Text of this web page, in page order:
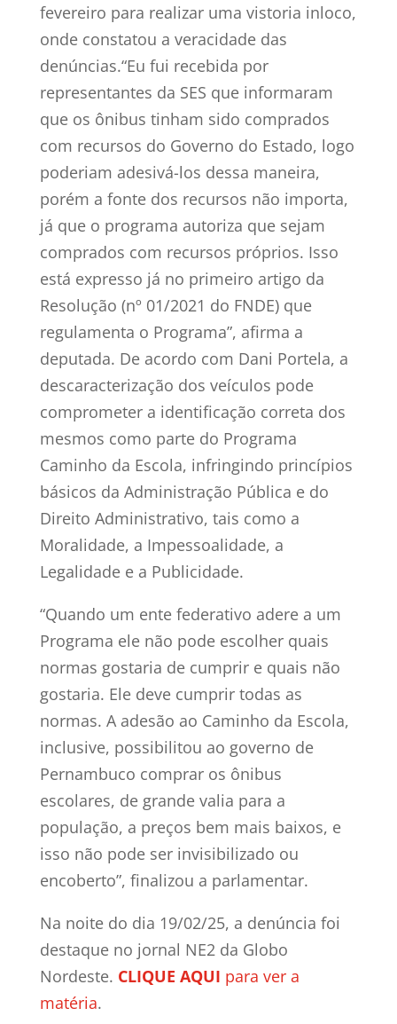
fevereiro para realizar uma vistoria inloco,
onde constatou a veracidade das
denúncias.“Eu fui recebida por
representantes da SES que informaram
que os ônibus tinham sido comprados
com recursos do Governo do Estado, logo
poderiam adesivá-los dessa maneira,
porém a fonte dos recursos não importa,
já que o programa autoriza que sejam
comprados com recursos próprios. Isso
está expresso já no primeiro artigo da
Resolução (nº 01/2021 do FNDE) que
regulamenta o Programa”, afirma a
deputada. De acordo com Dani Portela, a
descaracterização dos veículos pode
comprometer a identificação correta dos
mesmos como parte do Programa
Caminho da Escola, infringindo princípios
básicos da Administração Pública e do
Direito Administrativo, tais como a
Moralidade, a Impessoalidade, a
Legalidade e a Publicidade.
“Quando um ente federativo adere a um
Programa ele não pode escolher quais
normas gostaria de cumprir e quais não
gostaria. Ele deve cumprir todas as
normas. A adesão ao Caminho da Escola,
inclusive, possibilitou ao governo de
Pernambuco comprar os ônibus
escolares, de grande valia para a
população, a preços bem mais baixos, e
isso não pode ser invisibilizado ou
encoberto”, finalizou a parlamentar.
Na noite do dia 19/02/25, a denúncia foi
destaque no jornal NE2 da Globo
Nordeste. CLIQUE AQUI para ver a
matéria.